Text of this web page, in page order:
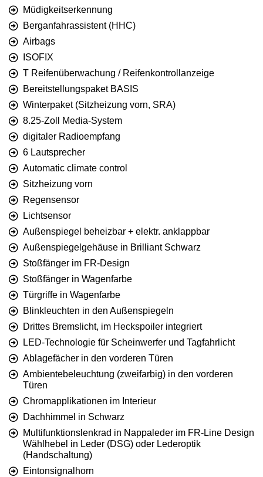
Müdigkeitserkennung
Berganfahrassistent (HHC)
Airbags
ISOFIX
T Reifenüberwachung / Reifenkontrollanzeige
Bereitstellungspaket BASIS
Winterpaket (Sitzheizung vorn, SRA)
8.25-Zoll Media-System
digitaler Radioempfang
6 Lautsprecher
Automatic climate control
Sitzheizung vorn
Regensensor
Lichtsensor
Außenspiegel beheizbar + elektr. anklappbar
Außenspiegelgehäuse in Brilliant Schwarz
Stoßfänger im FR-Design
Stoßfänger in Wagenfarbe
Türgriffe in Wagenfarbe
Blinkleuchten in den Außenspiegeln
Drittes Bremslicht, im Heckspoiler integriert
LED-Technologie für Scheinwerfer und Tagfahrlicht
Ablagefächer in den vorderen Türen
Ambientebeleuchtung (zweifarbig) in den vorderen
Türen
Chromapplikationen im Interieur
Dachhimmel in Schwarz
Multifunktionslenkrad in Nappaleder im FR-Line Design
Wählhebel in Leder (DSG) oder Lederoptik
(Handschaltung)
Eintonsignalhorn